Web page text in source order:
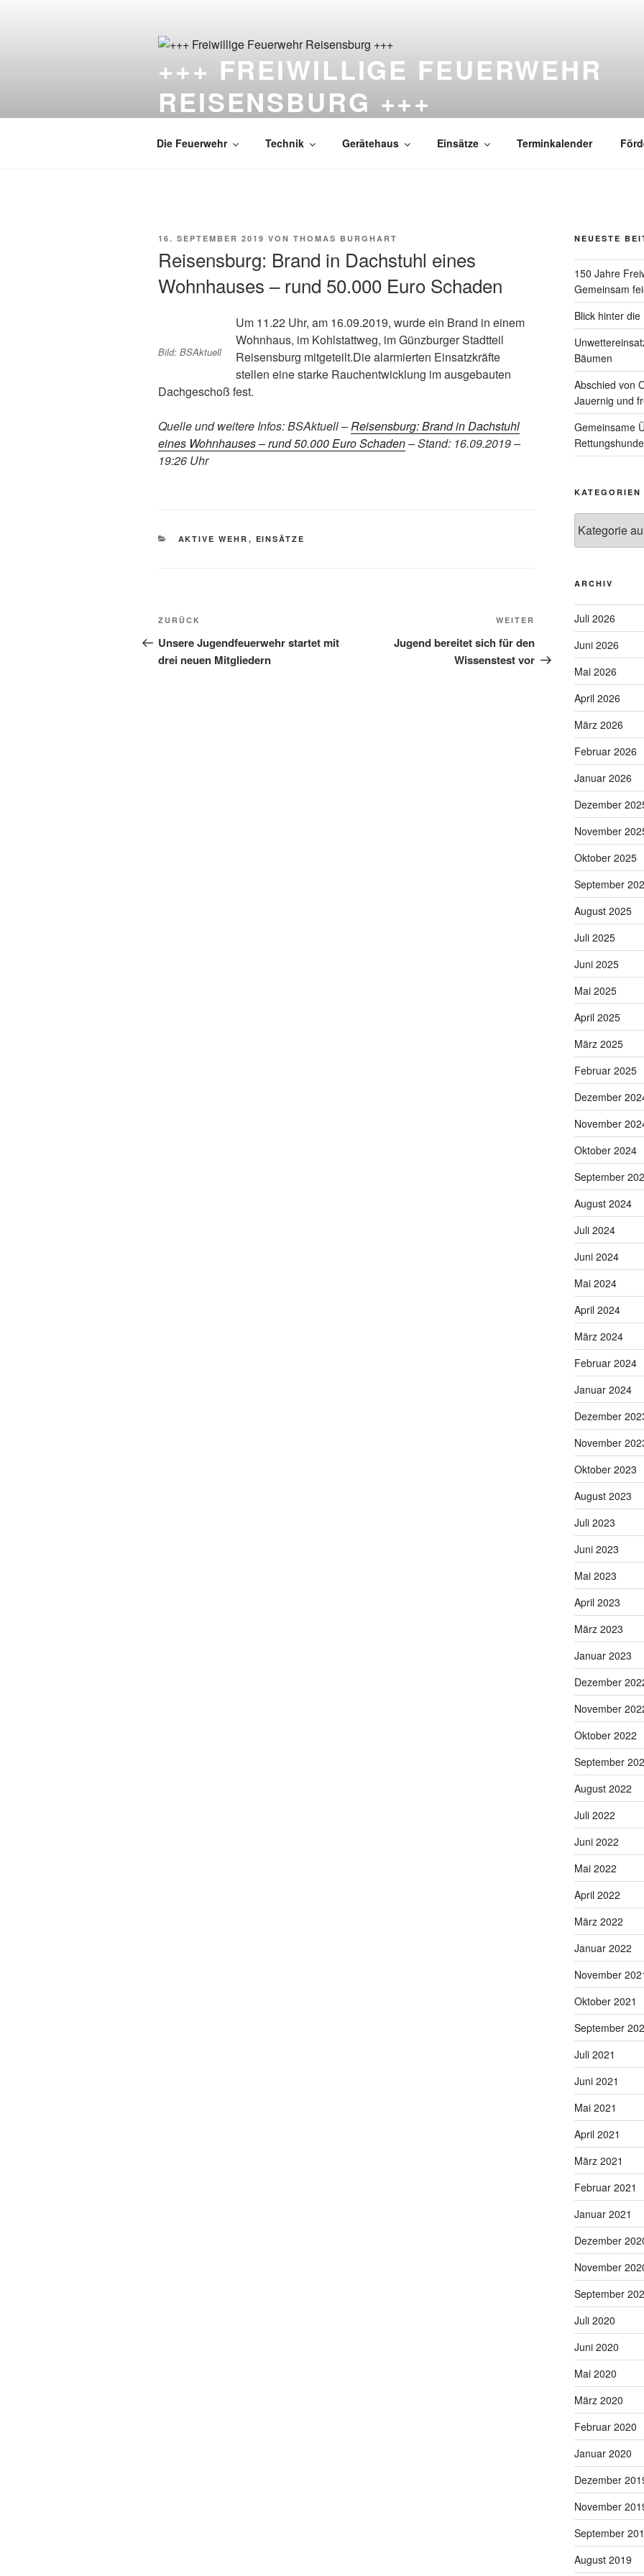
+++ FREIWILLIGE FEUERWEHR
REISENSBURG +++
Die Feuerwehr Technik Gerätehaus Einsätze Terminkalender
VERÖFFENTLICHT
16. SEPTEMBER 2019 VON THOMAS BURGHART
Reisensburg: Brand in Dachstuhl eines
Wohnhauses – rund 50.000 Euro Schaden
Bild: BSAktuell
Um 11.22 Uhr, am 16.09.2019, wurde ein Brand in einem
Wohnhaus, im Kohlstattweg, im Günzburger Stadtteil
Reisensburg mitgeteilt.Die alarmierten Einsatzkräfte
stellen eine starke Rauchentwicklung im ausgebauten
Dachgeschoß fest.
Quelle und weitere Infos: BSAktuell –Reisensburg: Brand in Dachstuhl
eines Wohnhauses – rund 50.000 Euro Schaden– Stand: 16.09.2019 –
19:26 Uhr
KATEGORIEN
AKTIVE WEHR , EINSÄTZE
Beitragsnavigation
Vorheriger
Beitrag
ZURÜCK
Unsere Jugendfeuerwehr startet mit
drei neuen Mitgliedern
Nächster
Beitrag
WEITER
Jugend bereitet sich für den
Wissenstest vor
NEUESTE
150 Jahre
Gemeinsam
Blick hinter
Bäumen
Abschied von
Jauernig und
Gemeinsame
KATEGORIEN
ARCHIV
Juli 2026
Juni 2026
Mai 2026
April 2026
März 2026
Februar 2026
Januar 2026
Dezember
November
Oktober 2025
September
August 2025
Juli 2025
Juni 2025
Mai 2025
April 2025
März 2025
Februar 2025
Dezember
November
Oktober 2024
September
August 2024
Juli 2024
Juni 2024
Mai 2024
April 2024
März 2024
Februar 2024
Januar 2024
Dezember
November
Oktober 2023
August 2023
Juli 2023
Juni 2023
Mai 2023
April 2023
März 2023
Januar 2023
Dezember
November
Oktober 2022
September
August 2022
Juli 2022
Juni 2022
Mai 2022
April 2022
März 2022
Januar 2022
November
Oktober 2021
September
Juli 2021
Juni 2021
Mai 2021
April 2021
März 2021
Februar 2021
Januar 2021
Dezember
November
September
Juli 2020
Juni 2020
Mai 2020
März 2020
Februar 2020
Januar 2020
Dezember
November
September
August 2019